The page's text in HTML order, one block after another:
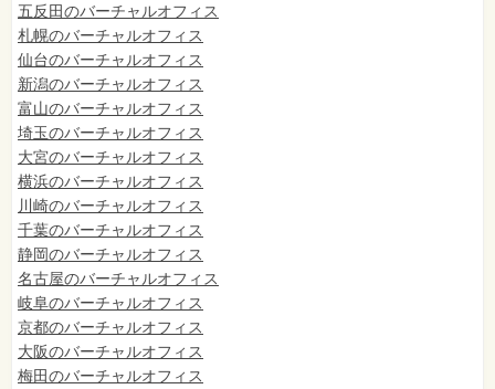
五反田のバーチャルオフィス
札幌のバーチャルオフィス
仙台のバーチャルオフィス
新潟のバーチャルオフィス
富山のバーチャルオフィス
埼玉のバーチャルオフィス
大宮のバーチャルオフィス
横浜のバーチャルオフィス
川崎のバーチャルオフィス
千葉のバーチャルオフィス
静岡のバーチャルオフィス
名古屋のバーチャルオフィス
岐阜のバーチャルオフィス
京都のバーチャルオフィス
大阪のバーチャルオフィス
梅田のバーチャルオフィス